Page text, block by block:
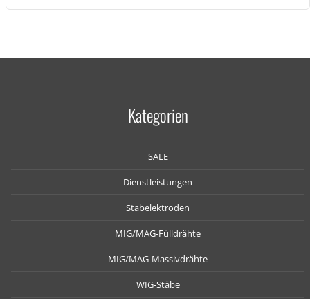
Kategorien
SALE
Dienstleistungen
Stabelektroden
MIG/MAG-Fülldrähte
MIG/MAG-Massivdrähte
WIG-Stäbe